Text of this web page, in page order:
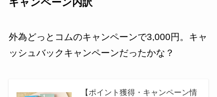
外為どっとコムのキャンペーンで3,000円。キャ
ッシュバックキャンペーンだったかな？
【ポイント獲得・キャンペーン情